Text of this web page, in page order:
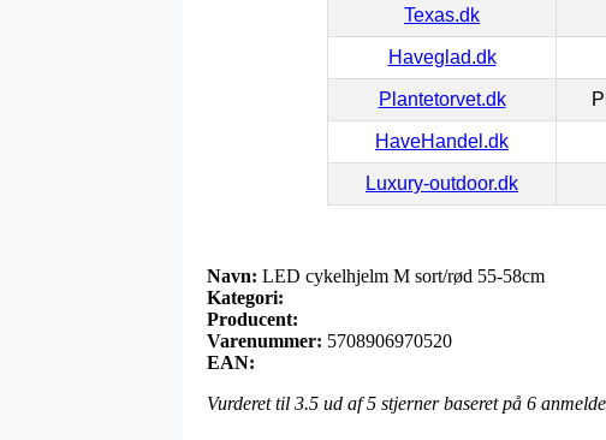
Texas.dk
Haveglad.dk
Plantetorvet.dk
HaveHandel.dk
Luxury-outdoor.dk
Navn: LED cykelhjelm M sort/rød 55-58cm
Kategori:
Producent:
Varenummer: 5708906970520
EAN:
Vurderet til 3.5 ud af 5 stjerner baseret på 6